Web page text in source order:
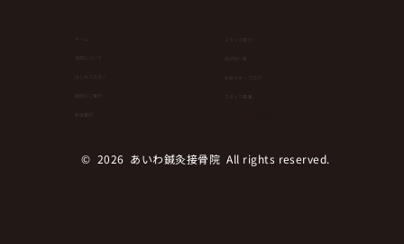
3日に一度食べるだけで健康にも美容にも
効果を発揮する最強野菜とは！？
ホーム
はじめての方へ
⁨⁩施術のご案内
料金案内
スタッフ紹介
症状別一覧
お知らせ・ブログ
スタッフ募集
© 2026 あいわ鍼灸接骨院 All rights reserved.︎